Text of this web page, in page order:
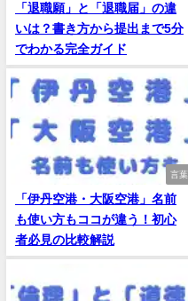
「退職願」と「退職届」の違
いは？書き方から提出まで5分
でわかる完全ガイド
言葉
「伊丹空港・大阪空港」名前
も使い方もココが違う！初心
者必見の比較解説